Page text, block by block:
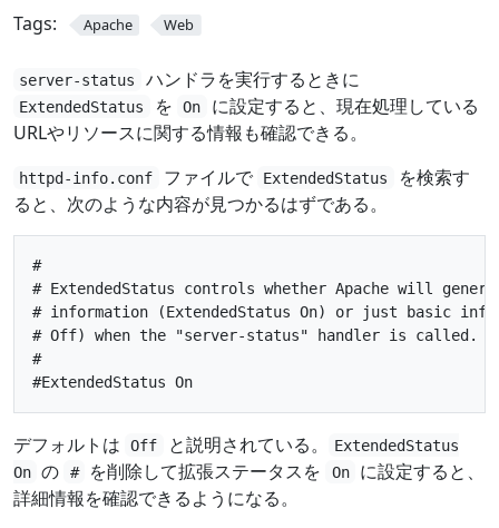
Tags: Apache Web
server-status ハンドラを実行するときに
ExtendedStatus を On
に設定すると、現在処理している
URLやリソースに関する情報も確認できる。
httpd-info.conf ファイルで ExtendedStatus
を検索す
ると、次のような内容が見つかるはずである。
#
# ExtendedStatus controls whether Apache will
# information (ExtendedStatus On) or just basic
# Off) when the "server-status" handler is called.
#
デフォルトは Off と説明されている。
ExtendedStatus
On の # を削除して拡張ステータスを On
に設定すると、
詳細情報を確認できるようになる。